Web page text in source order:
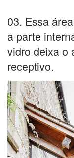
03. Essa
a parte
vidro deixa o
receptivo.